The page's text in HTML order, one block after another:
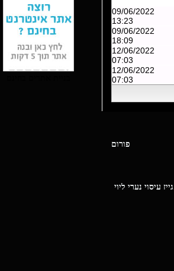
09/06/2022
13:23
09/06/2022
18:09
12/06/2022
07:03
12/06/2022
07:03
פורום
גייז עיסוי נערי ליוי